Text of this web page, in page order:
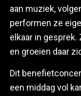
aan muziek,
performen ze
elkaar in
en groeien daar
Dit
een middag vol